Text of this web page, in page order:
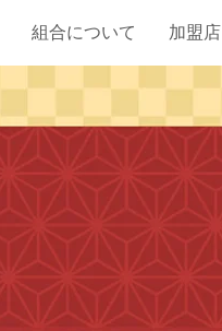
組合について 加盟店